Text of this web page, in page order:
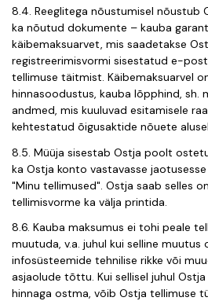
8.4. Reeglitega nõustumisel nõustub
ka nõutud dokumente – kauba
käibemaksuarvet, mis saadetakse
registreerimisvormi sisestatud e-
tellimuse täitmist. Käibemaksuarvel
hinnasoodustus, kauba lõpphind, sh.
andmed, mis kuuluvad esitamisele
kehtestatud õigusaktide nõuete
8.5. Müüja sisestab Ostja poolt
ka Ostja konto vastavasse
"Minu tellimused". Ostja saab selles
tellimisvorme ka välja printida.
8.6. Kauba maksumus ei tohi peale
muutuda, v.a. juhul kui selline muutus
infosüsteemide tehnilise rikke või
asjaolude tõttu. Kui sellisel juhul
hinnaga ostma, võib Ostja tellimuse